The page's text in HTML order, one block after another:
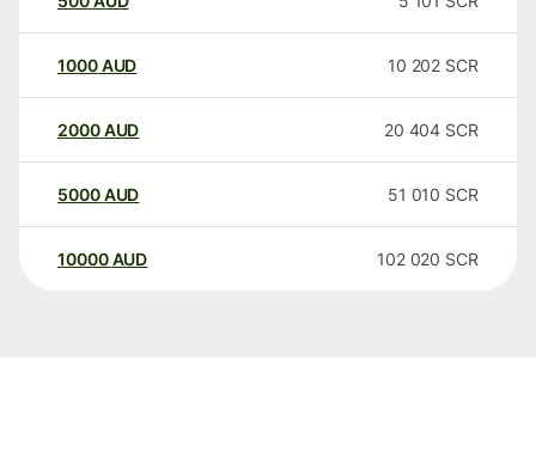
1000AUD 10 202 SCR
2000AUD 20 404 SCR
5000AUD 51 010 SCR
10000 AUD 102 020 SCR